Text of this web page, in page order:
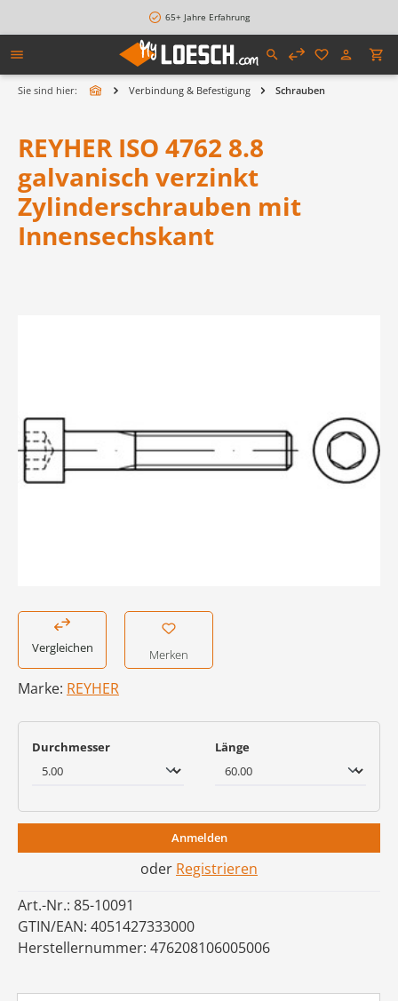
65+ Jahre Erfahrung
Sie sind hier: Verbindung & Befestigung Schrauben
REYHER ISO 4762 8.8
galvanisch verzinkt
Zylinderschrauben mit
Innensechskant
Vergleichen Merken
Marke: REYHER
Durchmesserauswählen Längeauswählen
Anmelden
oder Registrieren
Art.-Nr.: 85-10091
GTIN/EAN: 4051427333000
Herstellernummer: 476208106005006